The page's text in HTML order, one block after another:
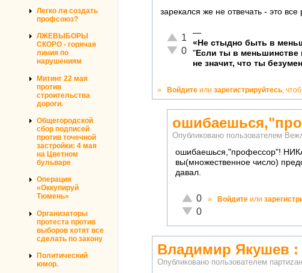
Легко ли создать
профсоюз?
ЛЖЕВЫБОРЫ
СКОРО - горячая
линия по
нарушениям
Митинг 22 мая
против
строительства
дороги.
Общегородской
сбор подписей
против точечной
застройки: 4 мая
на Цветном
бульваре
Операция
«Оккупируй
Тюмень»
Организаторы
протеста против
выборов хотят все
сделать по закону
Политический
юмор.
зарекался же не отвечать - это все
Отлично!
1
Неадекватно!
0
—
«Не стыдно быть в
"Если ты в меньшинстве
не значит, что ты
» Войдите или зарегистрируйтесь,
Опубликовано пользователем
ошибаешься,"профессор"!
вы(множественное число)
давал.
Отлично!
0
Неадекватно!
0
» Войдите или
Владимир Якушев :
Опубликовано пользователем партиzан